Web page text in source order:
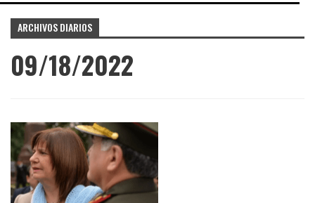
ARCHIVOS DIARIOS
09/18/2022